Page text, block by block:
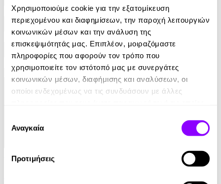
Χρησιμοποιούμε cookie για την εξατομίκευση
περιεχομένου και διαφημίσεων, την παροχή λειτουργιών
κοινωνικών μέσων και την ανάλυση της
επισκεψιμότητάς μας. Επιπλέον, μοιραζόμαστε
πληροφορίες που αφορούν τον τρόπο που
χρησιμοποιείτε τον ιστότοπό μας με συνεργάτες
κοινωνικών μέσων, διαφήμισης και αναλύσεων, οι
οποίοι ενδεχομένως να τις συνδυάσουν με άλλες
των υπηρεσιών τους.
συγκατάθεσης
Αναγκαία
Προτιμήσεις
Εκδοτικοί οίκοι
Audiobook • 1 Credit